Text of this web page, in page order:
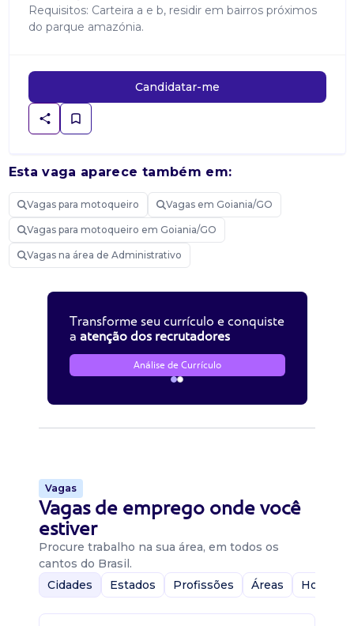
Requisitos: Carteira a e b, residir em bairros próximos
do parque amazónia.
Candidatar-me
Esta vaga aparece também em:
Vagas para motoqueiro Vagas em Goiania/GO
Vagas para motoqueiro em Goiania/GO
Vagas na área de Administrativo
Transforme seu currículo e conquiste
a atenção dos recrutadores
Análise de Currículo
Vagas
Vagas de emprego onde você
estiver
Procure trabalho na sua área, em todos os
cantos do Brasil.
Cidades
Estados Profissões Áreas Home-